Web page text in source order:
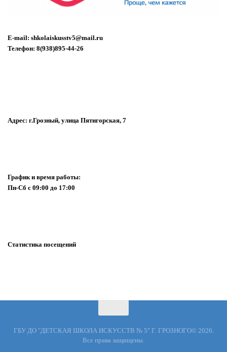
E-mail: shkolaiskusstv5@mail.ru
Телефон: 8(938)895-44-26
Адрес: г.Грозный, улица Пятигорская, 7
График и время работы:
Пн-Cб с 09:00 до 17:00
Статистика посещений
ГБУ ДО "ДЕТСКАЯ ШКОЛА ИСКУССТВ № 5" Г. ГРОЗНОГО© 2026.
Все права защищены.